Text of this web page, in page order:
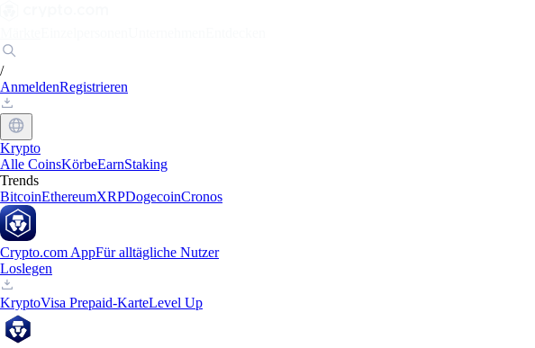
/
AnmeldenRegistrieren
Krypto
Alle CoinsKörbeEarnStaking
Trends
BitcoinEthereumXRPDogecoinCronos
Crypto.com AppFür alltägliche Nutzer
Loslegen
KryptoVisa Prepaid-KarteLevel Up